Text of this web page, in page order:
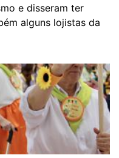
e disseram ter
alguns lojistas da